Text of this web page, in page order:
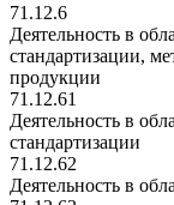
71.12.6
Деятельность в
стандартизации,
продукции
71.12.61
Деятельность в
стандартизации
71.12.62
Деятельность в